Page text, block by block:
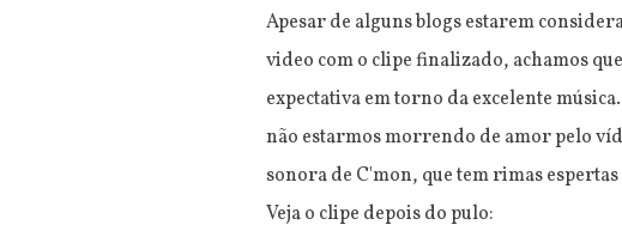
Apesar de alguns blogs estarem
video com o clipe finalizado, achamos
expectativa em torno da excelente
não estarmos morrendo de amor pelo
sonora de C'mon, que tem rimas
Veja o clipe depois do pulo: